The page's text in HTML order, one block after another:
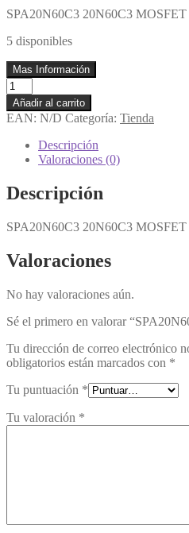
SPA20N60C3 20N60C3 MOSFET
5 disponibles
Mas Información
SPA20N60C3
20N60C3
MOSFET
cantidad
Añadir al carrito
EAN: N/D Categoría: Tienda
Descripción
Valoraciones (0)
Descripción
SPA20N60C3 20N60C3 MOSFET
Valoraciones
No hay valoraciones aún.
Sé el primero en valorar
Tu dirección de correo electrónico
obligatorios están marcados con *
Tu puntuación *
Tu valoración *